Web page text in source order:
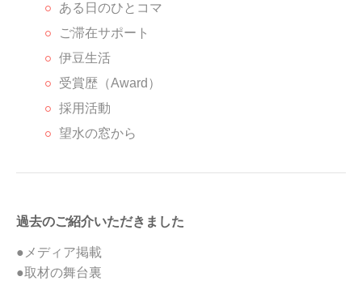
ある日のひとコマ
ご滞在サポート
伊豆生活
受賞歴（Award）
採用活動
望水の窓から
過去のご紹介いただきました
●メディア掲載
●取材の舞台裏